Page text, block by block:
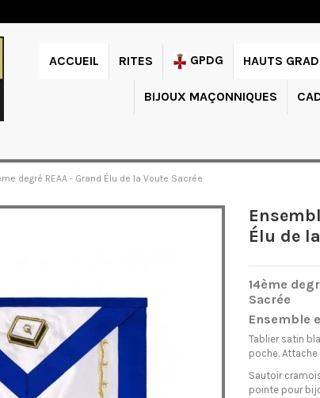
ACCUEIL RITES GPDG HAUTS
BIJOUX MAÇONNIQUES
degré REAA - Grand Élu de la Voute Sacrée
Élu de
14ème
Sacrée
Ensemble
Tablier satin
poche.
Sautoir
pointe pour